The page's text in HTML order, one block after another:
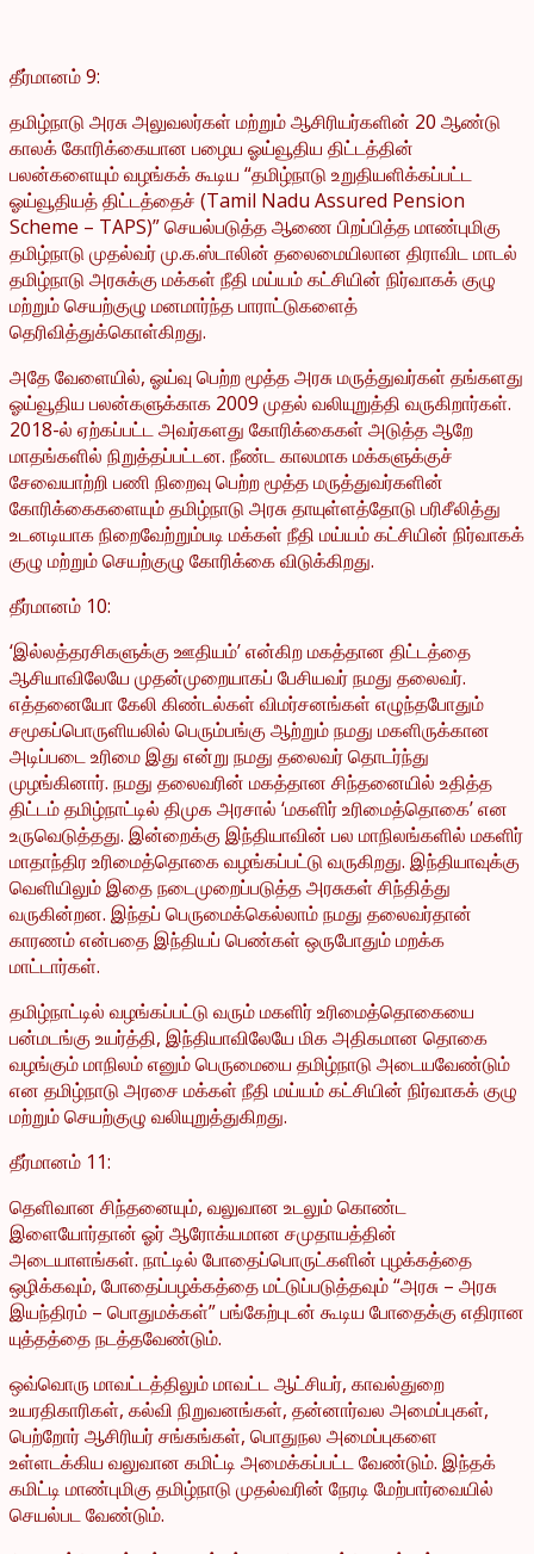
தீர்மானம் 9:
தமிழ்நாடு அரசு அலுவலர்கள் மற்றும் ஆசிரியர்களின் 20 ஆண்டு
காலக் கோரிக்கையான பழைய ஓய்வூதிய திட்டத்தின்
பலன்களையும் வழங்கக் கூடிய “தமிழ்நாடு உறுதியளிக்கப்பட்ட
ஓய்வூதியத் திட்டத்தைச் (Tamil Nadu Assured Pension
Scheme – TAPS)” செயல்படுத்த ஆணை பிறப்பித்த மாண்புமிகு
தமிழ்நாடு முதல்வர் மு.க.ஸ்டாலின் தலைமையிலான திராவிட மாடல்
தமிழ்நாடு அரசுக்கு மக்கள் நீதி மய்யம் கட்சியின் நிர்வாகக் குழு
மற்றும் செயற்குழு மனமார்ந்த பாராட்டுகளைத்
தெரிவித்துக்கொள்கிறது.
அதே வேளையில், ஓய்வு பெற்ற மூத்த அரசு மருத்துவர்கள் தங்களது
ஓய்வூதிய பலன்களுக்காக 2009 முதல் வலியுறுத்தி வருகிறார்கள்.
2018-ல் ஏற்கப்பட்ட அவர்களது கோரிக்கைகள் அடுத்த ஆறே
மாதங்களில் நிறுத்தப்பட்டன. நீண்ட காலமாக மக்களுக்குச்
சேவையாற்றி பணி நிறைவு பெற்ற மூத்த மருத்துவர்களின்
கோரிக்கைகளையும் தமிழ்நாடு அரசு தாயுள்ளத்தோடு பரிசீலித்து
உடனடியாக நிறைவேற்றும்படி மக்கள் நீதி மய்யம் கட்சியின் நிர்வாகக்
குழு மற்றும் செயற்குழு கோரிக்கை விடுக்கிறது.
தீர்மானம் 10:
‘இல்லத்தரசிகளுக்கு ஊதியம்’ என்கிற மகத்தான திட்டத்தை
ஆசியாவிலேயே முதன்முறையாகப் பேசியவர் நமது தலைவர்.
எத்தனையோ கேலி கிண்டல்கள் விமர்சனங்கள் எழுந்தபோதும்
சமூகப்பொருளியலில் பெரும்பங்கு ஆற்றும் நமது மகளிருக்கான
அடிப்படை உரிமை இது என்று நமது தலைவர் தொடர்ந்து
முழங்கினார். நமது தலைவரின் மகத்தான சிந்தனையில் உதித்த
திட்டம் தமிழ்நாட்டில் திமுக அரசால் ‘மகளிர் உரிமைத்தொகை’ என
உருவெடுத்தது. இன்றைக்கு இந்தியாவின் பல மாநிலங்களில் மகளிர்
மாதாந்திர உரிமைத்தொகை வழங்கப்பட்டு வருகிறது. இந்தியாவுக்கு
வெளியிலும் இதை நடைமுறைப்படுத்த அரசுகள் சிந்தித்து
வருகின்றன. இந்தப் பெருமைக்கெல்லாம் நமது தலைவர்தான்
காரணம் என்பதை இந்தியப் பெண்கள் ஒருபோதும் மறக்க
மாட்டார்கள்.
தமிழ்நாட்டில் வழங்கப்பட்டு வரும் மகளிர் உரிமைத்தொகையை
பன்மடங்கு உயர்த்தி, இந்தியாவிலேயே மிக அதிகமான தொகை
வழங்கும் மாநிலம் எனும் பெருமையை தமிழ்நாடு அடையவேண்டும்
என தமிழ்நாடு அரசை மக்கள் நீதி மய்யம் கட்சியின் நிர்வாகக் குழு
மற்றும் செயற்குழு வலியுறுத்துகிறது.
தீர்மானம் 11:
தெளிவான சிந்தனையும், வலுவான உடலும் கொண்ட
இளையோர்தான் ஓர் ஆரோக்யமான சமுதாயத்தின்
அடையாளங்கள். நாட்டில் போதைப்பொருட்களின் புழக்கத்தை
ஒழிக்கவும், போதைப்பழக்கத்தை மட்டுப்படுத்தவும் “அரசு – அரசு
இயந்திரம் – பொதுமக்கள்” பங்கேற்புடன் கூடிய போதைக்கு எதிரான
யுத்தத்தை நடத்தவேண்டும்.
ஒவ்வொரு மாவட்டத்திலும் மாவட்ட ஆட்சியர், காவல்துறை
உயரதிகாரிகள், கல்வி நிறுவனங்கள், தன்னார்வல அமைப்புகள்,
பெற்றோர் ஆசிரியர் சங்கங்கள், பொதுநல அமைப்புகளை
உள்ளடக்கிய வலுவான கமிட்டி அமைக்கப்பட்ட வேண்டும். இந்தக்
கமிட்டி மாண்புமிகு தமிழ்நாடு முதல்வரின் நேரடி மேற்பார்வையில்
செயல்பட வேண்டும்.